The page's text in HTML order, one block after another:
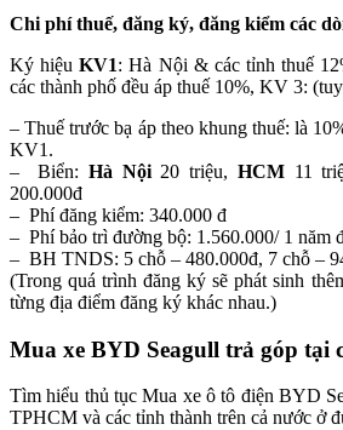
Chi phí thuế, đăng ký, đăng kiểm các
Ký hiệuKV1: Hà Nội & các tỉnh thuế
các thành phố đều áp thuế 10%, KV 3:
– Thuế trước bạ áp theo khung thuế: là
KV1.
– Biển:Hà Nội20 triệu, HCM11
200.000đ
– Phí đăng kiểm: 340.000 đ
– Phí bảo trì đường bộ: 1.560.000/ 1 năm
– BH TNDS: 5 chỗ – 480.000đ, 7 chỗ –
(Trong quá trình đăng ký sẽ phát sinh
từng địa điểm đăng ký khác nhau.)
Mua xe BYD Seagull trả góp tại
Tìm hiểu thủ tục Mua xe ô tô điện BYD
TPHCM và các tỉnh thành trên cả nước ở